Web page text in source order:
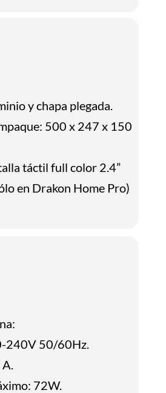
y chapa plegada.
500 x 247 x 150
táctil full color 2.4”
en Drakon Home Pro)
240V 50/60Hz.
72W.